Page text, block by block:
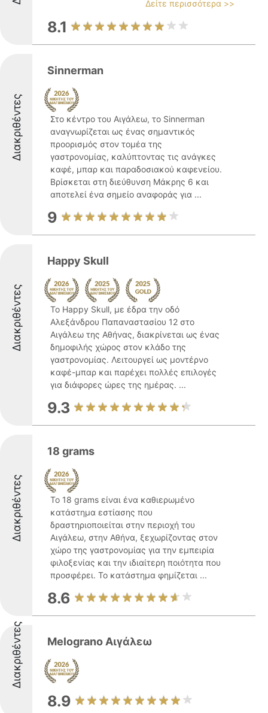
Δείτε περισσότερα >>
8.1
Διακριθέντες
Sinnerman
Στο κέντρο του Αιγάλεω, το Sinnerman
αναγνωρίζεται ως ένας σημαντικός
προορισμός στον τομέα της
γαστρονομίας, καλύπτοντας τις ανάγκες
καφέ, μπαρ και παραδοσιακού καφενείου.
Βρίσκεται στη διεύθυνση Μάκρης 6 και
αποτελεί ένα σημείο αναφοράς για ...
9
Διακριθέντες
Happy Skull
Το Happy Skull, με έδρα την οδό
Αλεξάνδρου Παπαναστασίου 12 στο
Αιγάλεω της Αθήνας, διακρίνεται ως ένας
δημοφιλής χώρος στον κλάδο της
γαστρονομίας. Λειτουργεί ως μοντέρνο
καφέ-μπαρ και παρέχει πολλές επιλογές
για διάφορες ώρες της ημέρας. ...
9.3
Διακριθέντες
18 grams
Το 18 grams είναι ένα καθιερωμένο
κατάστημα εστίασης που
δραστηριοποιείται στην περιοχή του
Αιγάλεω, στην Αθήνα, ξεχωρίζοντας στον
χώρο της γαστρονομίας για την εμπειρία
φιλοξενίας και την ιδιαίτερη ποιότητα που
προσφέρει. Το κατάστημα φημίζεται ...
8.6
Διακριθέντες Melograno Αιγάλεω
8.9